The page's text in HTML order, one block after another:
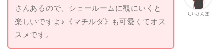
ちいさんぽ
さんあるので、ショールームに観にいくと
楽しいですよ♪《マチルダ》も可愛くてオス
スメです。